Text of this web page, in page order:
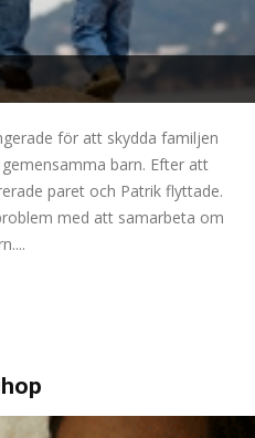
för att skydda familjen
barn. Efter att
paret och Patrik flyttade.
med att samarbeta om